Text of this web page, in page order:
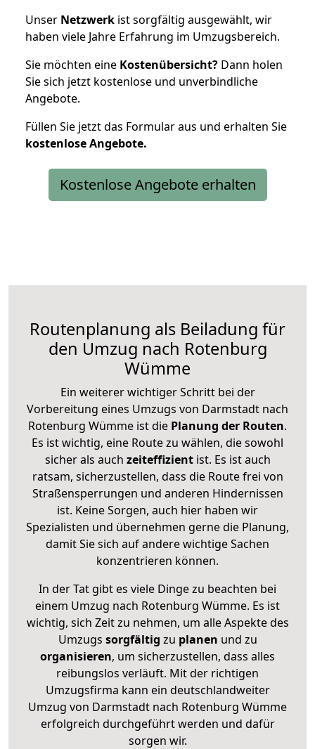
Unser Netzwerk ist sorgfältig ausgewählt, wir
haben viele Jahre Erfahrung im Umzugsbereich.
Sie möchten eine Kostenübersicht? Dann holen
Sie sich jetzt kostenlose und unverbindliche
Angebote.
Füllen Sie jetzt das Formular aus und erhalten Sie
kostenloseAngebote.
Kostenlose Angebote erhalten
Routenplanung als Beiladung für
den Umzug nach Rotenburg
Wümme
Ein weiterer wichtiger Schritt bei der
Vorbereitung eines Umzugs von Darmstadt nach
Rotenburg Wümme ist die Planung der Routen.
Es ist wichtig, eine Route zu wählen, die sowohl
sicher als auch zeiteffizientist. Es ist auch
ratsam, sicherzustellen, dass die Route frei von
Straßensperrungen und anderen Hindernissen
ist. Keine Sorgen, auch hier haben wir
Spezialisten und übernehmen gerne die Planung,
damit Sie sich auf andere wichtige Sachen
konzentrieren können.
In der Tat gibt es viele Dinge zu beachten bei
einem Umzug nach Rotenburg Wümme. Es ist
wichtig, sich Zeit zu nehmen, um alle Aspekte des
Umzugs sorgfältig zu planen und zu
organisieren, um sicherzustellen, dass alles
reibungslos verläuft. Mit der richtigen
Umzugsfirma kann ein deutschlandweiter
Umzug von Darmstadt nach Rotenburg Wümme
erfolgreich durchgeführt werden und dafür
sorgen wir.